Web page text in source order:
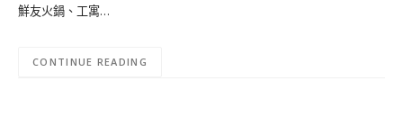
鮮友火鍋、工寓…
CONTINUE READING